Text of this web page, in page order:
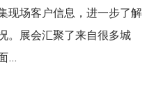
现场客户信息，进一步了解
。展会汇聚了来自很多城
...